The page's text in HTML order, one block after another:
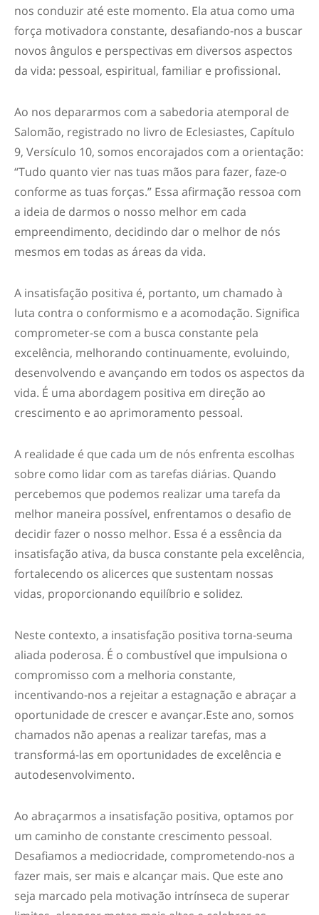
nos conduzir até este momento. Ela atua como uma
força motivadora constante, desafiando-nos a buscar
novos ângulos e perspectivas em diversos aspectos
da vida: pessoal, espiritual, familiar e profissional.
Ao nos depararmos com a sabedoria atemporal de
Salomão, registrado no livro de Eclesiastes, Capítulo
9, Versículo 10, somos encorajados com a orientação:
“Tudo quanto vier nas tuas mãos para fazer, faze-o
conforme as tuas forças.” Essa afirmação ressoa com
a ideia de darmos o nosso melhor em cada
empreendimento, decidindo dar o melhor de nós
mesmos em todas as áreas da vida.
A insatisfação positiva é, portanto, um chamado à
luta contra o conformismo e a acomodação. Significa
comprometer-se com a busca constante pela
excelência, melhorando continuamente, evoluindo,
desenvolvendo e avançando em todos os aspectos da
vida. É uma abordagem positiva em direção ao
crescimento e ao aprimoramento pessoal.
A realidade é que cada um de nós enfrenta escolhas
sobre como lidar com as tarefas diárias. Quando
percebemos que podemos realizar uma tarefa da
melhor maneira possível, enfrentamos o desafio de
decidir fazer o nosso melhor. Essa é a essência da
insatisfação ativa, da busca constante pela excelência,
fortalecendo os alicerces que sustentam nossas
vidas, proporcionando equilíbrio e solidez.
Neste contexto, a insatisfação positiva torna-seuma
aliada poderosa. É o combustível que impulsiona o
compromisso com a melhoria constante,
incentivando-nos a rejeitar a estagnação e abraçar a
oportunidade de crescer e avançar.Este ano, somos
chamados não apenas a realizar tarefas, mas a
transformá-las em oportunidades de excelência e
autodesenvolvimento.
Ao abraçarmos a insatisfação positiva, optamos por
um caminho de constante crescimento pessoal.
Desafiamos a mediocridade, comprometendo-nos a
fazer mais, ser mais e alcançar mais. Que este ano
seja marcado pela motivação intrínseca de superar